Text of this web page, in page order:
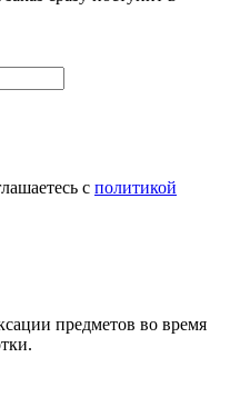
с политикой
предметов во время